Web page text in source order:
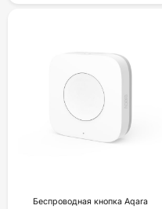
Беспроводная кнопка Aqara